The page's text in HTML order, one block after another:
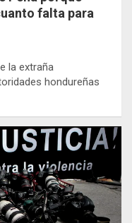
falta para
la extraña
hondureñas